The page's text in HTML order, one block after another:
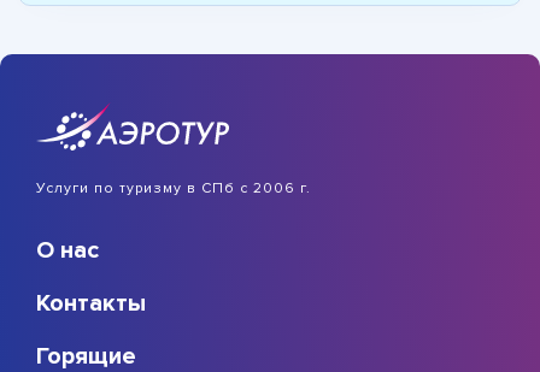
Услуги по туризму в СПб с 2006 г.
О нас
Контакты
Горящие